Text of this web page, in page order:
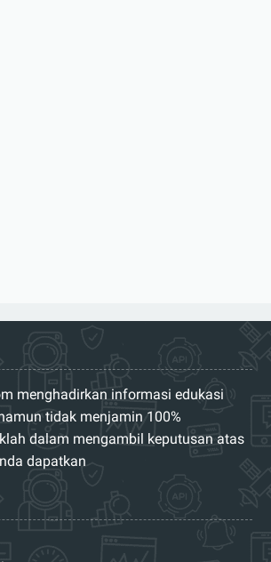
menghadirkan informasi edukasi
tidak menjamin 100%
dalam mengambil keputusan atas
dapatkan